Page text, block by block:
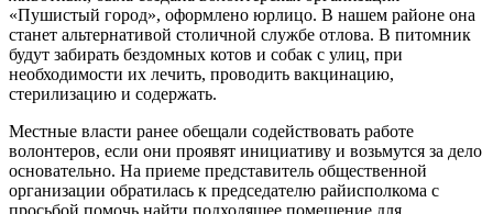
«Пушистый город», оформлено юрлицо. В нашем районе она
станет альтернативой столичной службе отлова. В питомник
будут забирать бездомных котов и собак с улиц, при
необходимости их лечить, проводить вакцинацию,
стерилизацию и содержать.
Местные власти ранее обещали содействовать работе
волонтеров, если они проявят инициативу и возьмутся за дело
основательно. На приеме представитель общественной
организации обратилась к председателю райисполкома с
просьбой помочь найти подходящее помещение для